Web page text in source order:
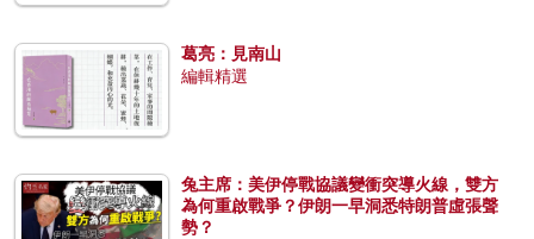
葛亮：見南山
編輯精選
兔主席：美伊停戰協議變衝突導火線，雙方
為何重啟戰爭？伊朗一早洞悉特朗普虛張聲
勢？